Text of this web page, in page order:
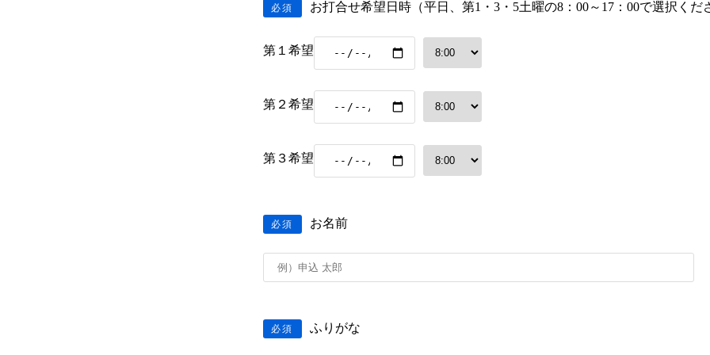
必須 お打合せ希望日時（平日、第1・3・5土曜の8：00～17：00で選択くだ
第１希望
第２希望
第３希望
必須 お名前
必須 ふりがな